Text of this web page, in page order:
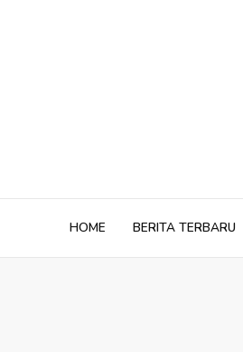
HOME BERITA TERBARU